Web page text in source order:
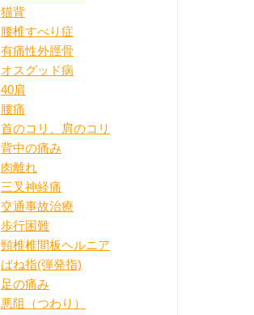
猫背
腰椎すべり症
有痛性外脛骨
オスグッド病
40肩
腰痛
首のコリ、肩のコリ
背中の痛み
肉離れ
三叉神経痛
交通事故治療
歩行困難
頸椎椎間板ヘルニア
ばね指(弾発指)
足の痛み
悪阻（つわり）